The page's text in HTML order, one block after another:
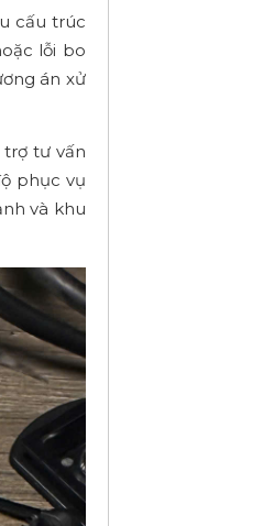
cấu trúc
lỗi bo
án xử
tư vấn
phục vụ
và khu